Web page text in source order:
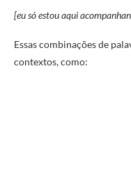
[eu só estou aqui
Essas combinações de
contextos, como: